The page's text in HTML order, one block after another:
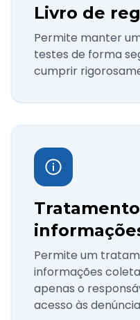
Livro de
Permite manter
testes de forma
cumprir
Permite um
informações
apenas o
acesso às